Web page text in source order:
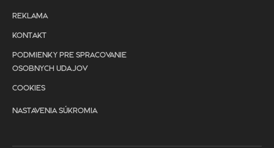
REKLAMA
KONTAKT
PODMIENKY PRE SPRACOVANIE
OSOBNYCH UDAJOV
COOKIES
NASTAVENIA SÚKROMIA